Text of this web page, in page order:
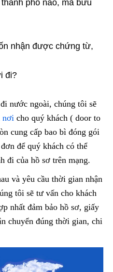
phố nào, mã bưu
nhận được chứng từ,
đi?
nước ngoài, chúng tôi sẽ
nơi cho quý khách ( door to
cung cấp bao bì đóng gói
để quý khách có thể
đi của hồ sơ trên mạng.
và yêu cầu thời gian nhận
tôi sẽ tư vấn cho khách
nhất đảm bảo hồ sơ, giấy
chuyển đúng thời gian, chi